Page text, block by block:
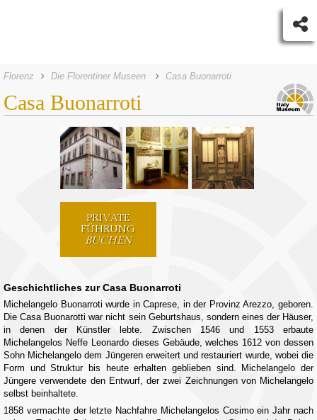
Florenz Die Florentiner Museen Casa Buonarroti
Casa Buonarroti
PRIVATE
FÜHRUNG
BUCHEN
Geschichtliches zur Casa Buonarroti
Michelangelo Buonarroti wurde in Caprese, in der Provinz Arezzo, geboren.
Die Casa Buonarotti war nicht sein Geburtshaus, sondern eines der Häuser,
in denen der Künstler lebte. Zwischen 1546 und 1553 erbaute
Michelangelos Neffe Leonardo dieses Gebäude, welches 1612 von dessen
Sohn Michelangelo dem Jüngeren erweitert und restauriert wurde, wobei die
Form und Struktur bis heute erhalten geblieben sind. Michelangelo der
Jüngere verwendete den Entwurf, der zwei Zeichnungen von Michelangelo
selbst beinhaltete.
1858 vermachte der letzte Nachfahre Michelangelos Cosimo ein Jahr nach